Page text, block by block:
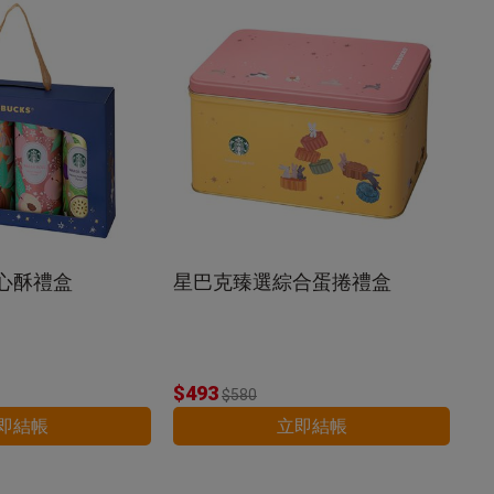
酥禮盒
結帳
星巴克臻選綜合蛋捲禮盒
$493$580
立即結帳